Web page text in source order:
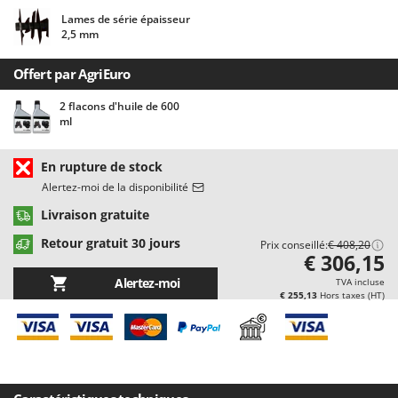
Chaudrons électriques pour polenta
Cisailles à gazon à batterie
Cisailles taille-haies manuelles
Climatiseurs
Compresseurs d'air électriques
Compresseurs pour la récolte des olives et la taille
Coupe-bordures - Trimmers
Coupe-branches
Couveuses à œufs
Cultivateurs Tiller à ressorts - Extirpateurs
D
Débroussailleuses
Décompacteurs agricoles
Déplaqueuses de gazon
Barbieri
Batavia
Benassi
Beper
Berkel
Bernardi
Bertolini Pumps
Bestway
Beta tools
Bissell
BlackStone
Bomet
Lames de série épaisseur
2,5 mm
Offert par AgriEuro
2 flacons d'huile de 600
ml
En rupture de stock
Alertez-moi de la disponibilité
Livraison gratuite
Retour gratuit 30 jours
Prix conseillé:€ 408,20
Alertez-moi
€ 306,15
TVA incluse
€ 255,13 Hors taxes (HT)